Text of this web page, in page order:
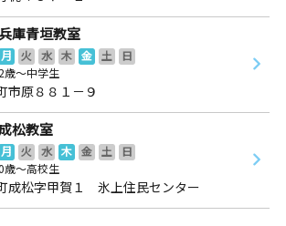
兵庫青垣教室
月 火 水 木 金 土
日
2歳～中学生
市原８８１－９
成松教室
月 火 水 木 金 土
日
歳～高校生
成松字甲賀１ 氷上住民センター